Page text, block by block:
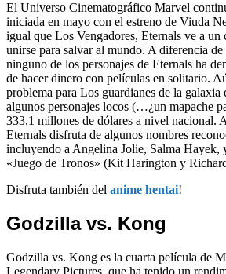
El Universo Cinematográfico Marvel
iniciada en mayo con el estreno de Viuda
igual que Los Vengadores, Eternals ve a un
unirse para salvar al mundo. A diferencia
ninguno de los personajes de Eternals ha
de hacer dinero con películas en solitario.
problema para Los guardianes de la galaxia
algunos personajes locos (…¿un mapache
333,1 millones de dólares a nivel nacional.
Eternals disfruta de algunos nombres
incluyendo a Angelina Jolie, Salma Hayek,
«Juego de Tronos» (Kit Harington y
Disfruta también del anime hentai!
Godzilla vs. Kong
Godzilla vs. Kong es la cuarta película de